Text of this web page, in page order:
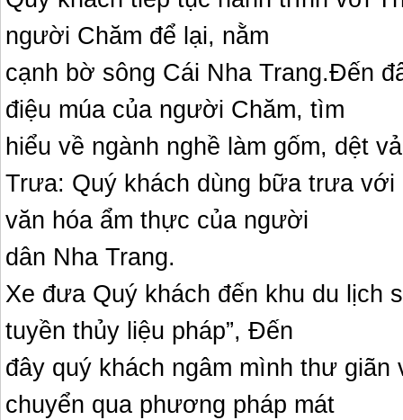
người Chăm để lại, nằm
cạnh bờ sông Cái Nha Trang.Đến
điệu múa của người Chăm, tìm
hiểu về ngành nghề làm gốm, dệt
Trưa: Quý khách dùng bữa trưa
văn hóa ẩm thực của người
dân Nha Trang.
Xe đưa Quý khách đến khu du lịch
tuyền thủy liệu pháp”, Đến
đây quý khách ngâm mình thư
chuyển qua phương pháp mát